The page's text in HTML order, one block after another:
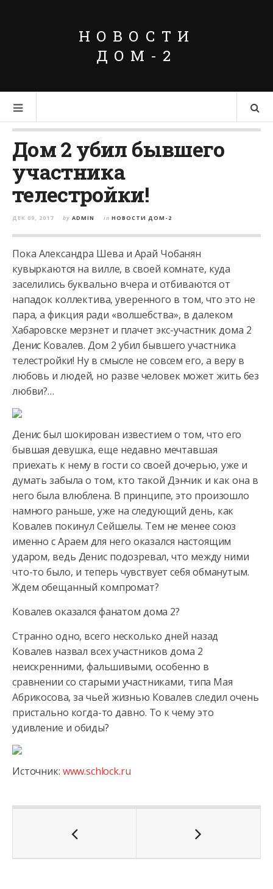
НОВОСТИ
ДОМ-2
Дом 2 убил бывшего
участника
телестройки!
ДЕК 09, 2017 by ADMIN in НОВОСТИ ДОМ-2
Пока Александра Шева и Арай Чобанян
кувыркаются на вилле, в своей комнате, куда
заселились буквально вчера и отбиваются от
нападок коллектива, уверенного в том, что это не
пара, а фикция ради «волшебства», в далеком
Хабаровске мерзнет и плачет экс-участник дома 2
Денис Ковалев. Дом 2 убил бывшего участника
телестройки! Ну в смысле не совсем его, а веру в
любовь и людей, но разве человек может жить без
любви?…
Денис был шокирован известием о том, что его
бывшая девушка, еще недавно мечтавшая
приехать к нему в гости со своей дочерью, уже и
думать забыла о том, кто такой Дэнчик и как она в
него была влюблена. В принципе, это произошло
намного раньше, уже на следующий день, как
Ковалев покинул Сейшелы. Тем не менее союз
именно с Араем для него оказался настоящим
ударом, ведь Денис подозревал, что между ними
что-то было, и теперь чувствует себя обманутым.
Ждем обещанный компромат?
Ковалев оказался фанатом дома 2?
Странно одно, всего несколько дней назад
Ковалев назвал всех участников дома 2
неискренними, фальшивыми, особенно в
сравнении со старыми участниками, типа Мая
Абрикосова, за чьей жизнью Ковалев следил очень
пристально когда-то давно. То к чему это
удивление и обиды?
Источник: www.schlock.ru